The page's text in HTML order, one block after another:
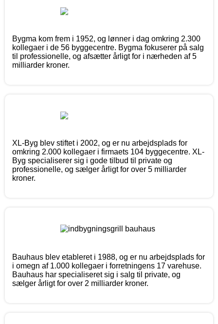
Bygma kom frem i 1952, og lønner i dag omkring 2.300
kollegaer i de 56 byggecentre. Bygma fokuserer på salg
til professionelle, og afsætter årligt for i nærheden af 5
milliarder kroner.
XL-Byg blev stiftet i 2002, og er nu arbejdsplads for
omkring 2.000 kollegaer i firmaets 104 byggecentre. XL-
Byg specialiserer sig i gode tilbud til private og
professionelle, og sælger årligt for over 5 milliarder
kroner.
Bauhaus blev etableret i 1988, og er nu arbejdsplads for
i omegn af 1.000 kollegaer i forretningens 17 varehuse.
Bauhaus har specialiseret sig i salg til private, og
sælger årligt for over 2 milliarder kroner.